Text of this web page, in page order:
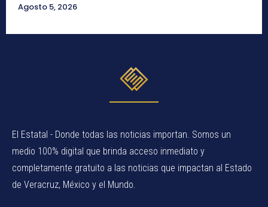
Agosto 5, 2026
El Estatal - Donde todas las noticias importan. Somos un
medio 100% digital que brinda acceso inmediato y
completamente gratuito a las noticias que impactan al Estado
de Veracruz, México y el Mundo.